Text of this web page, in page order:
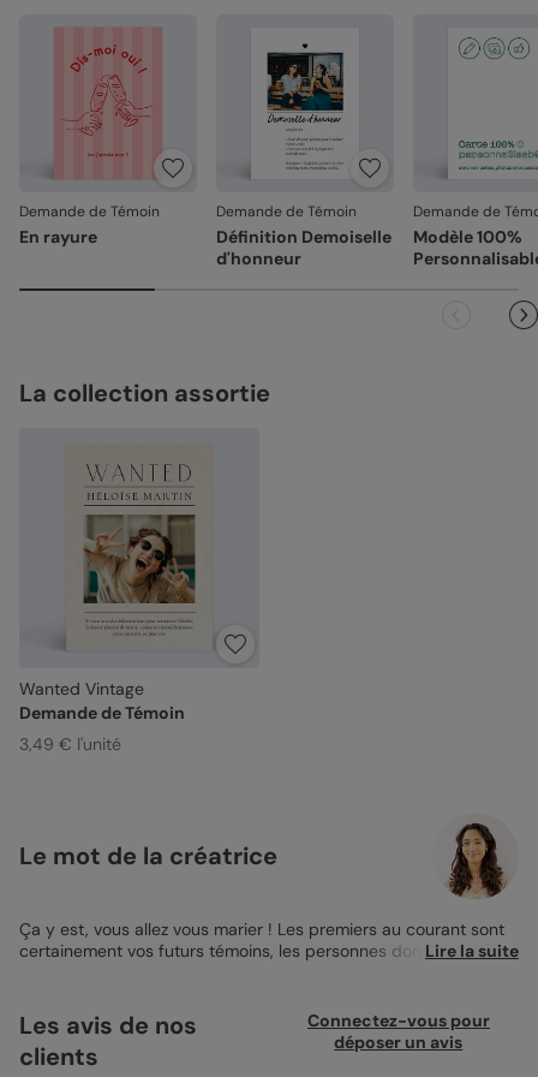
Demande de Témoin
En rayure
Demande de Témoin
Définition Demoiselle
d'honneur
Demande de
Modèle 100%
La collection assortie
Wanted Vintage
Demande de Témoin
3,49 € l'unité
Le mot de la créatrice
Ça y est, vous allez vous marier ! Les premiers au courant sont
certainement vos futurs témoins, les personnes dont vous êtes
demander s’ils veulent bien vous épauler, offrez leur la
Demande de Témoin Wanted Vintage ! Si vous souhaitez faire
une demande originale et humoristique, cette carte est faite
Lire la suite
Les avis de nos
clients
Connectez-vous pour
déposer un avis